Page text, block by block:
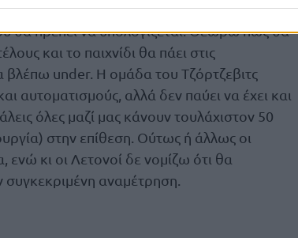
ενώ συν τοις άλλοις διαθέτει και
θα πρέπει να υπολογίζεται. Θεωρώ πως θα
και το παιχνίδι θα πάει στις
βλέπω under. Η ομάδα του Τζόρτζεβιτς
αυτοματισμούς, αλλά δεν παύει να έχει και
όλες μαζί μας κάνουν τουλάχιστον 50
στην επίθεση. Ούτως ή άλλως οι
κι οι Λετονοί δε νομίζω ότι θα
αναμέτρηση.